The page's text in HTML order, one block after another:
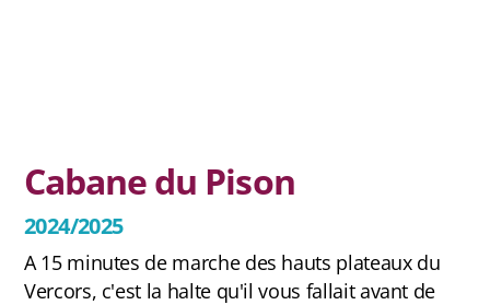
Cabane du Pison
2024/2025
A 15 minutes de marche des hauts plateaux du
Vercors, c'est la halte qu'il vous fallait avant de
Antenne Belledonne
Antenne Capcir Cerdagne
Antenne Jura